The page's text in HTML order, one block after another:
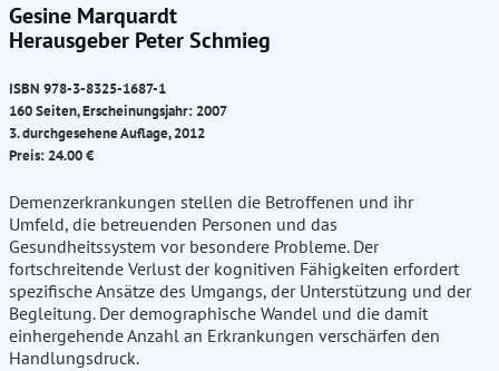
Gesine Marquardt
Herausgeber Peter Schmieg
ISBN 978-3-8325-1687-1
160 Seiten, Erscheinungsjahr: 2007
3. durchgesehene Auflage, 2012
Preis: 24.00 €
Demenzerkrankungen stellen die Betroffenen und ihr
Umfeld, die betreuenden Personen und das
Gesundheitssystem vor besondere Probleme. Der
fortschreitende Verlust der kognitiven Fähigkeiten erfordert
spezifische Ansätze des Umgangs, der Unterstützung und der
Begleitung. Der demographische Wandel und die damit
einhergehende Anzahl an Erkrankungen verschärfen den
Handlungsdruck.